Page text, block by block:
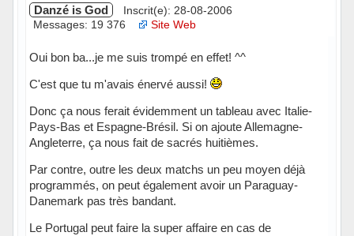
Danzé is God
Inscrit(e): 28-08-2006
Messages: 19 376
Site Web
Oui bon ba...je me suis trompé en effet! ^^
C'est que tu m'avais énervé aussi!
Donc ça nous ferait évidemment un tableau avec Italie-
Pays-Bas et Espagne-Brésil. Si on ajoute Allemagne-
Angleterre, ça nous fait de sacrés huitièmes.
Par contre, outre les deux matchs un peu moyen déjà
programmés, on peut également avoir un Paraguay-
Danemark pas très bandant.
Le Portugal peut faire la super affaire en cas de